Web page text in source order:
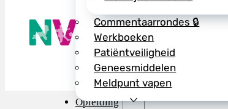
Commentaarrondes 🔒
Werkboeken
Patiëntveiligheid
Geneesmiddelen
Meldpunt vapen
Opleiding